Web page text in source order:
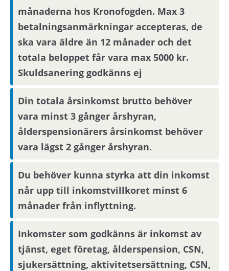
Viktig information om visning eller
förmedling kan skickas ut via sms. Uppdatera
dina kontaktuppgifter på Mina sidor.
Om hyresvärden har villkor om antal
hushållsmedlemmar hämtar och behandlar vi
medboende och eventuella barn.
Observera att om inflyttningsdatumet infaller på
en helgdag eller en röd dag sker inflyttning
nästkommande vardag.
Om din anställning inte är i Stockholmsområdet
behöver du visa att din arbetsplats ligger inom
pendlingsavstånd från bostaden.
månaderna hos Kronofogden. Max 3
betalningsanmärkningar accepteras, de
ska vara äldre än 12 månader och det
totala beloppet får vara max 5000 kr.
Skuldsanering godkänns ej
Din totala årsinkomst brutto behöver
vara minst 3 gånger årshyran,
ålderspensionärers årsinkomst behöver
vara lägst 2 gånger årshyran.
Du behöver kunna styrka att din inkomst
når upp till inkomstvillkoret minst 6
månader från inflyttning.
Inkomster som godkänns är inkomst av
tjänst, eget företag, ålderspension, CSN,
sjukersättning, aktivitetsersättning, CSN,